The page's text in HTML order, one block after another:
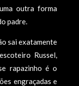
outra forma
padre.
sai exatamente
Russel,
rapazinho é o
engraçadas e